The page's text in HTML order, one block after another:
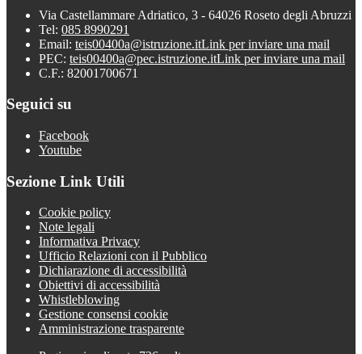
Via Castellammare Adriatico, 3 - 64026 Roseto degli Abruzzi
Tel: 085 8990291
Email: teis00400a@istruzione.itLink per inviare una mail
PEC: teis00400a@pec.istruzione.itLink per inviare una mail
C.F.: 82001700671
Seguici su
Facebook
Youtube
Sezione Link Utili
Cookie policy
Note legali
Informativa Privacy
Ufficio Relazioni con il Pubblico
Dichiarazione di accessibilità
Obiettivi di accessibilità
Whistleblowing
Gestione consensi cookie
Amministrazione trasparente